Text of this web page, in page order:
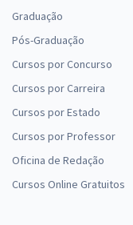
Graduação
Pós-Graduação
Cursos por Concurso
Cursos por Carreira
Cursos por Estado
Cursos por Professor
Oficina de Redação
Cursos Online Gratuitos